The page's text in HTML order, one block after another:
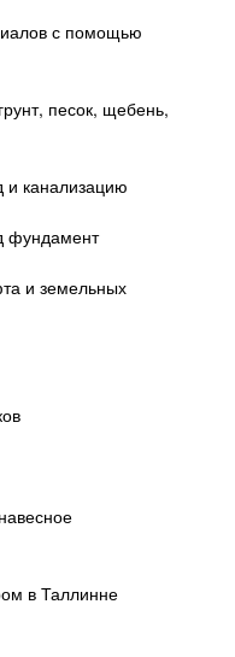
с помощью
песок, щебень,
и канализацию
фундамент
и земельных
в Таллинне